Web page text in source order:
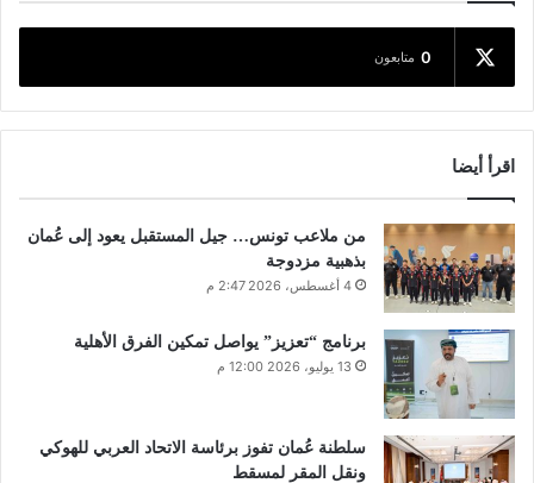
0 متابعون
اقرأ أيضا
من ملاعب تونس… جيل المستقبل يعود إلى عُمان
بذهبية مزدوجة
4 أغسطس، 2026 2:47 م
برنامج “تعزيز” يواصل تمكين الفرق الأهلية
13 يوليو، 2026 12:00 م
سلطنة عُمان تفوز برئاسة الاتحاد العربي للهوكي
ونقل المقر لمسقط